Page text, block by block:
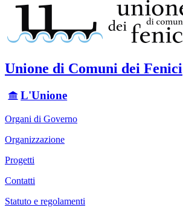
Unione di Comuni dei Fenici
L'Unione
Organi di Governo
Organizzazione
Progetti
Contatti
Statuto e regolamenti